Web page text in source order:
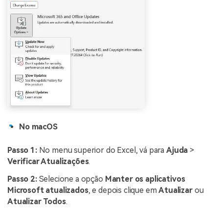
No macOS
Passo 1:No menu superior do Excel, vá para Ajuda >
Verificar Atualizações.
Passo 2:Selecione a opção Manter os aplicativos
Microsoft atualizados, e depois clique emAtualizarou
Atualizar Todos.